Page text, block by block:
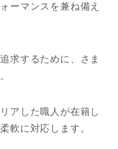
ーマンスを兼ね備え
求するために、さま
アした職人が在籍し
軟に対応します。